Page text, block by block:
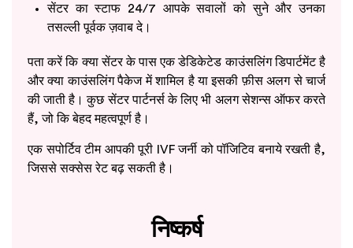
सेंटर का स्टाफ 24/7 आपके सवालों को सुने और उनका
तसल्ली पूर्वक ज़वाब दे।
पता करें कि क्या सेंटर के पास एक डेडिकेटेड काउंसलिंग डिपार्टमेंट है
और क्या काउंसलिंग पैकेज में शामिल है या इसकी फ़ीस अलग से चार्ज
की जाती है। कुछ सेंटर पार्टनर्स के लिए भी अलग सेशन्स ऑफर करते
हैं, जो कि बेहद महत्वपूर्ण है।
एक सपोर्टिव टीम आपकी पूरी IVF जर्नी को पॉजिटिव बनाये रखती है,
जिससे सक्सेस रेट बढ़ सकती है।
निष्कर्ष